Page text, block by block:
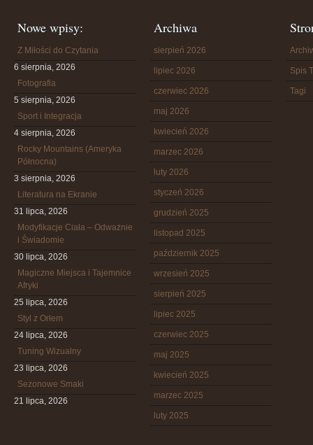
Nowe wpisy:
Z Miłości do Czytania
6 sierpnia, 2026
Fotografia
5 sierpnia, 2026
Sport i Integracja
4 sierpnia, 2026
Rocky Mountains (Ameryka
Północna)
3 sierpnia, 2026
Literatura na Ekranie
31 lipca, 2026
Modyfikacje Ciała – Odważnie
i Świadomie
30 lipca, 2026
Magiczne Miejsca i Tajemnice
Afryki
25 lipca, 2026
Styl z Orłem
24 lipca, 2026
Tuning Wizualny
23 lipca, 2026
Sezonowe Smaki
21 lipca, 2026
Archiwa
sierpień 2026
lipiec 2026
czerwiec 2026
maj 2026
kwiecień 2026
marzec 2026
luty 2026
styczeń 2026
grudzień 2025
listopad 2025
październik 2025
wrzesień 2025
sierpień 2025
lipiec 2025
czerwiec 2025
maj 2025
kwiecień 2025
marzec 2025
luty 2025
Spis
Tagi